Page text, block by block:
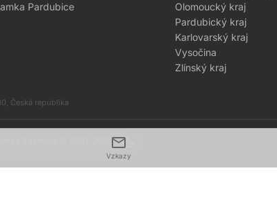
mail
Vzkazy
Pardubice
Olomoucký kraj
Pardubický kraj
Karlovarský kraj
Vysočina
Zlínský kraj
Česká republika
Známost © 2001–2026 dark_mode